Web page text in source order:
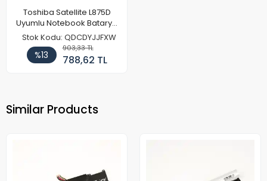
Toshiba Satellite L875D
Uyumlu Notebook Batarya
Pil
Stok Kodu: QDCDYJJFXW
%13
903,33 TL
788,62 TL
Similar Products